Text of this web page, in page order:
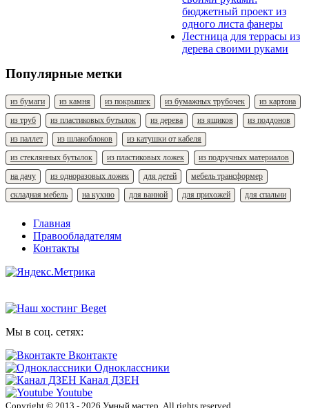
бюджетный проект из
одного листа фанеры
Лестница для террасы из
дерева своими руками
Популярные метки
из бумаги из камня из покрышек из бумажных трубочек
из картона
из труб
из пластиковых бутылок из дерева из ящиков
из поддонов
из паллет
из шлакоблоков
из катушки от кабеля
из стеклянных бутылок
из пластиковых ложек
из подручных материалов
на дачу
из одноразовых ложек для детей
мебель трансформер
складная мебель
на кухню для ванной для прихожей для спальни
Главная
Правообладателям
Контакты
Мы в соц. сетях:
Вконтакте
Одноклассники
Канал ДЗЕН
Youtube
Copyright © 2013 - 2026 Умный мастер. All rights reserved.